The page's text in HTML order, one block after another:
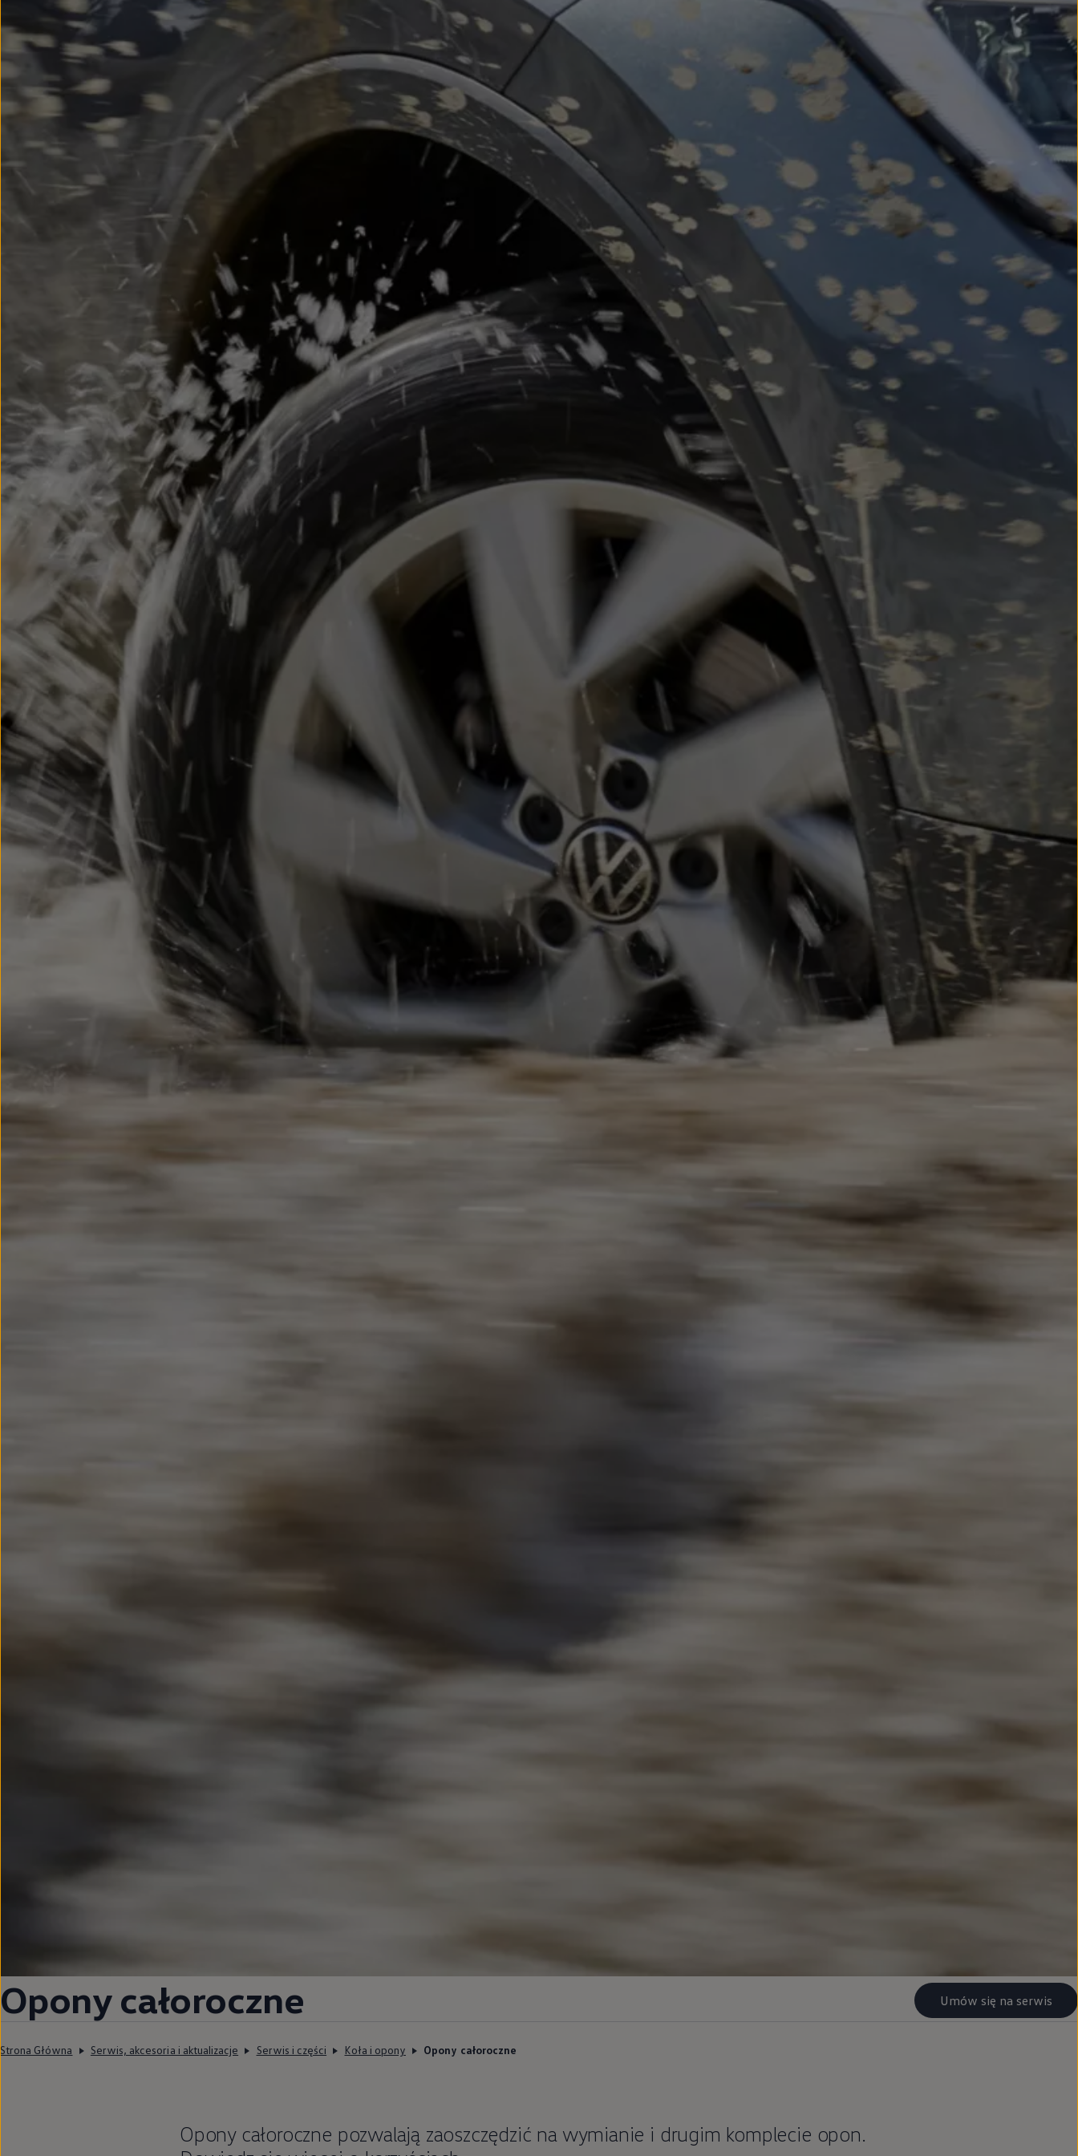
Modele sportowe
Leasing i najem dla firm
Leasing
Najem
Finansowanie dla firm
Kalkulator finansowy
Kredyt
Najem
Finansowanie aut używanych
Kalkulator finansowy
Ubezpieczenia i gwarancje
Ubezpieczenia komunikacyjne
Ubezpieczenie GAP/RTI
Leasing dla biznesu
Mała flota
Duża flota
Elektromobilność dla firm
Skonfiguruj Volkswagena
Poradnik kupującego
Volkswagen dla biznesu
Serwis, akcesoria i aktualizacje
myVolkswagen
Serwis i części
Przegląd okresowy
Naprawy i przeglądy
Olej silnikowy i płyny eksploatacyjne
Koła i opony
Pomoc w razie wypadku i awarii
Serwis i części na raty
Pakiet przeglądów dla Twojego Volkswagena
Badanie satysfakcji klienta – oceń nasz serwis i salony
Ubezpieczenie opon
Akcesoria
Sklep online akcesoriów
Koła zimowe
Personalizacja
Urządzenia ładujące
Ochrona i pielęgnacja
Akcesoria do poszczególnych modeli
Rozwiązania transportowe i bagażowe
Elektronika i rozrywka
Usługi cyfrowe
Aktualizacje oprogramowania, map i radia
Aplikacje Volkswagen, logowanie i sklep
Znajdź usługi dla swojego modelu
Połączenie telefonu komórkowego z pojazdem
We Charge
Strefa kierowcy
Elektroniczna Instrukcja Obsługi
Informacje dla klientów
Informator o pojeździe
Gwarancje
Lampki ostrzegawcze i sygnalizacyjne
Starsze modele i generacje – archiwum oraz dane techniczne
Certyfikaty
Wszystkie usługi
Oferty serwisowe
Dla przyszłych użytkowników Volkswagena
Dla obecnych użytkowników Volkswagena
Sezonowe usługi serwisowe
Korzyści autoryzowanego serwisowania
Informacje dla warsztatów
Volkswagen Magazine
Samochody hybrydowe
Elektromobilność
Nowy samochód krok po kroku – poradnik zakupu i finansowania
Technologie i bezpieczeństwo
Infolinia Volkswagen
Newsletter ID.
Opony całoroczne Umów się na serwis
Strona Główna Serwis, akcesoria i aktualizacje Serwis i części Koła i opony Opony całoroczne
Opony całoroczne pozwalają zaoszczędzić na wymianie i drugim komplecie opon.